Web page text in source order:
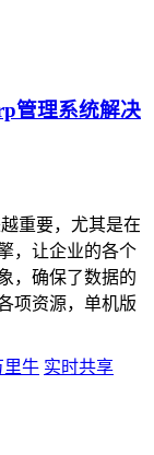
管理系统解决
重要，尤其是在
，让企业的各个
，确保了数据的
项资源，单机版
里牛 实时共享